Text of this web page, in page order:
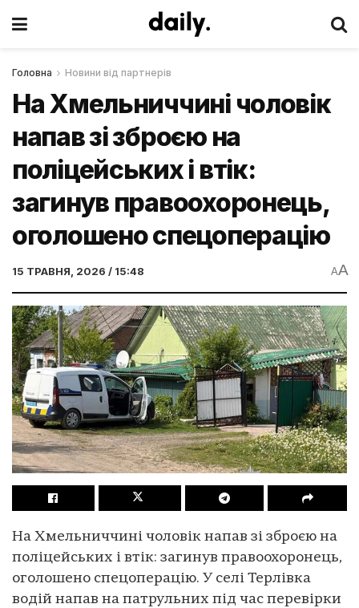
Головна Новини від партнерів
На Хмельниччині чоловік
напав зі зброєю на
поліцейських і втік:
загинув правоохоронець,
оголошено спецоперацію
15 ТРАВНЯ, 2026 / 15:48 AA
На Хмельниччині чоловік напав зі зброєю на
поліцейських і втік: загинув правоохоронець,
оголошено спецоперацію. У селі Терлівка
водій напав на патрульних під час перевірки